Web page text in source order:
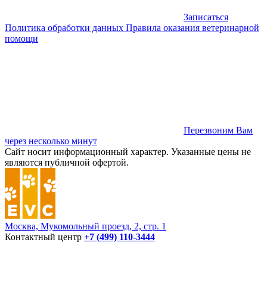
Записаться
Политика обработки данных Правила оказания ветеринарной
помощи
Перезвоним Вам
через несколько минут
Сайт носит информационный характер. Указанные цены не
являются публичной офертой.
Москва, Мукомольный проезд, 2, стр. 1
Контактный центр +7 (499) 110-3444